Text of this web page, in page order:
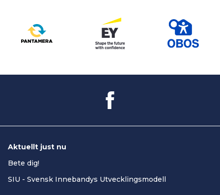
Aktuellt just nu
Bete dig!
SIU - Svensk Innebandys Utvecklingsmodell